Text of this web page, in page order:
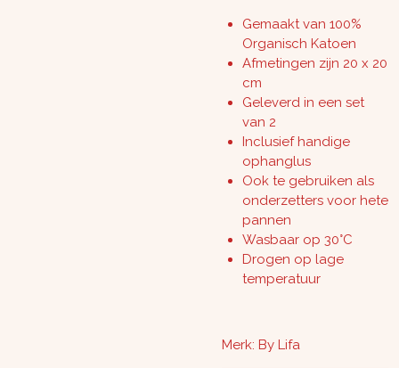
Gemaakt van 100%
Organisch Katoen
Afmetingen zijn 20 x 20
cm
Geleverd in een set
van 2
Inclusief handige
ophanglus
Ook te gebruiken als
onderzetters voor hete
pannen
Wasbaar op 30°C
Drogen op lage
temperatuur
Merk: By Lifa